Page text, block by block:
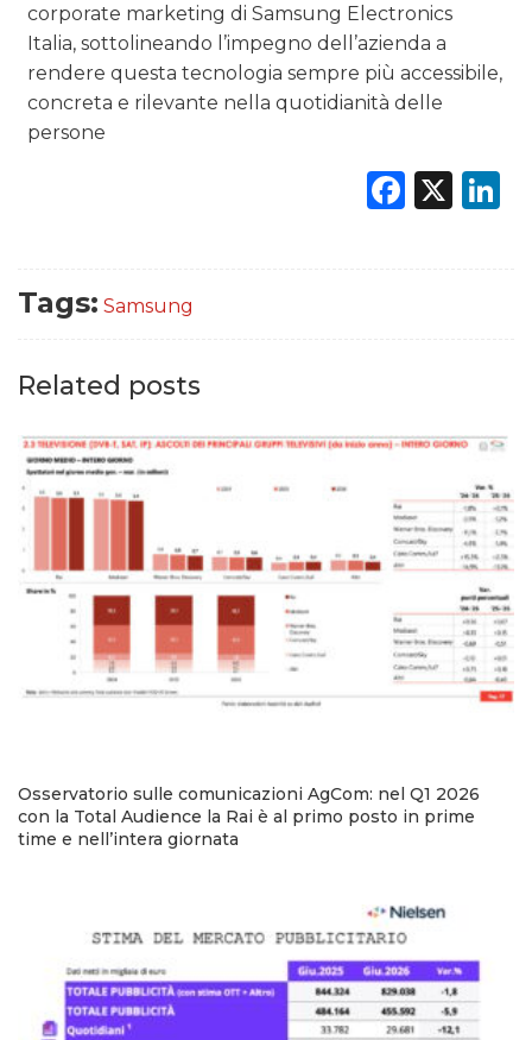
corporate marketing di Samsung Electronics
Italia, sottolineando l’impegno dell’azienda a
rendere questa tecnologia sempre più accessibile,
concreta e rilevante nella quotidianità delle
persone
X
Tags: Samsung
Related posts
Osservatorio sulle comunicazioni AgCom: nel Q1 2026
con la Total Audience la Rai è al primo posto in prime
time e nell’intera giornata